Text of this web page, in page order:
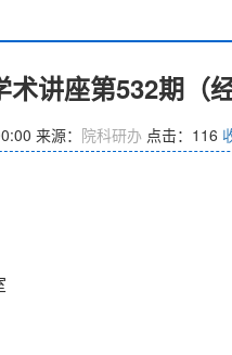
讲座第532期（经
来源： 院科研办 点击： 116